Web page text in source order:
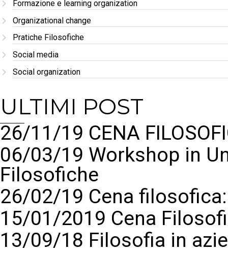
Formazione e learning organization
Organizational change
Pratiche Filosofiche
Social media
Social organization
ULTIMI POST
26/11/19 CENA
06/03/19 Workshop in
Filosofiche
26/02/19 Cena filosofica:
15/01/2019 Cena
13/09/18 Filosofia in